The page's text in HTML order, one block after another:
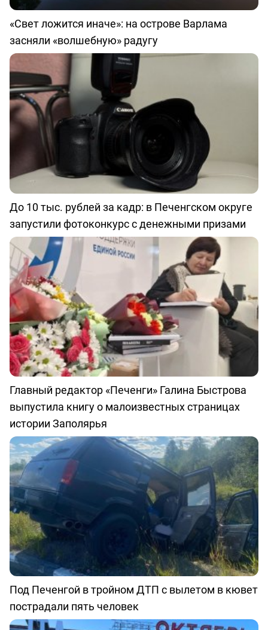
«Свет ложится иначе»: на острове Варлама
засняли «волшебную» радугу
До 10 тыс. рублей за кадр: в Печенгском округе
запустили фотоконкурс с денежными призами
Главный редактор «Печенги» Галина Быстрова
выпустила книгу о малоизвестных страницах
истории Заполярья
Под Печенгой в тройном ДТП с вылетом в кювет
пострадали пять человек